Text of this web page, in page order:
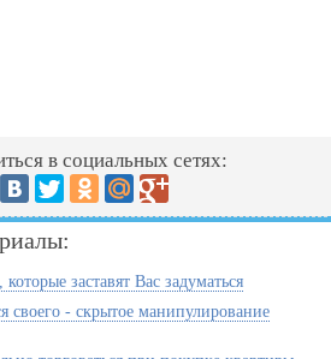
в социальных сетях:
заставят Вас задуматься
своего - скрытое манипулирование